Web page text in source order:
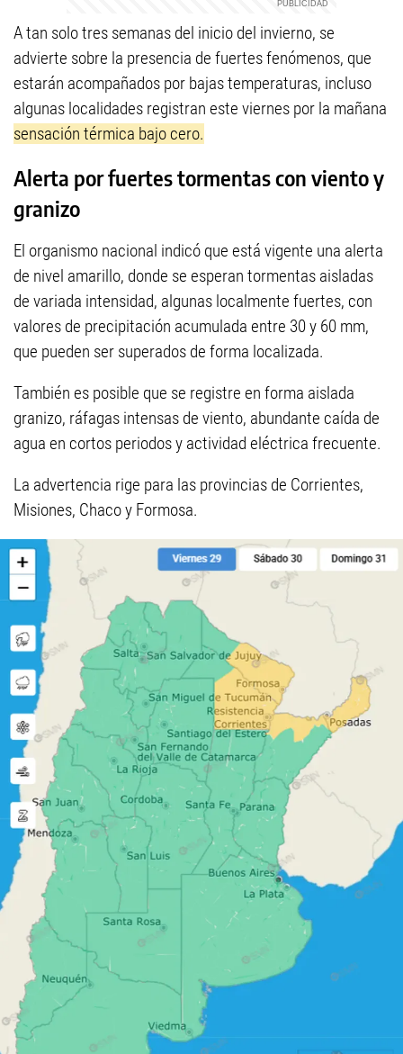
A tan solo tres semanas del inicio del invierno, se
advierte sobre la presencia de fuertes fenómenos, que
estarán acompañados por bajas temperaturas, incluso
algunas localidades registran este viernes por la mañana
sensación térmica bajo cero.
Alerta por fuertes tormentas con viento y
granizo
El organismo nacional indicó que está vigente una alerta
de nivel amarillo, donde se esperan tormentas aisladas
de variada intensidad, algunas localmente fuertes, con
valores de precipitación acumulada entre 30 y 60 mm,
que pueden ser superados de forma localizada.
También es posible que se registre en forma aislada
granizo, ráfagas intensas de viento, abundante caída de
agua en cortos periodos y actividad eléctrica frecuente.
La advertencia rige para las provincias de Corrientes,
Misiones, Chaco y Formosa.